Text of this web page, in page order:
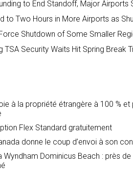
to End Standoff, Major Airports
to Two Hours in More Airports as
Shutdown of Some Smaller
TSA Security Waits Hit Spring Break
à la propriété étrangère à 100 % et
Flex Standard gratuitement
donne le coup d’envoi à son
Wyndham Dominicus Beach : près